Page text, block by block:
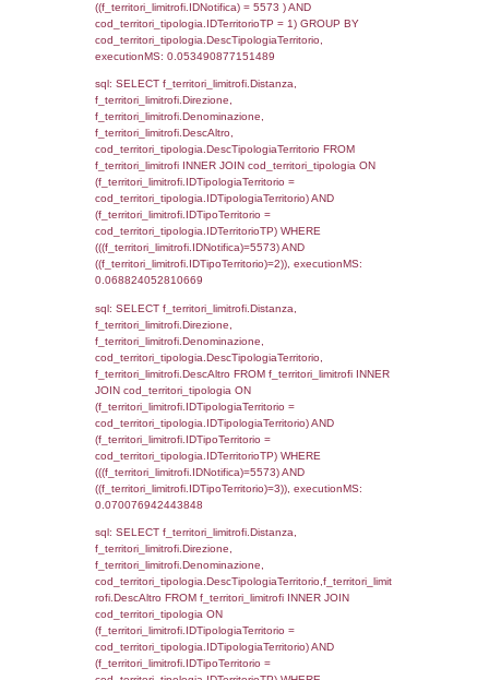
el_regioni_1 ON
el_regioni_1.IstRegione where
executionMS: 0.00062990188598633
sql: SELECT a2p.Cognome, a2p.Nome
a2_ruolipersonale a2rp INNER JOIN
a2rp.IDPersonale = a2p.IDPersonale
(((a2p.IDNotifica)=5573) AND
executionMS: 0.0030958652496338
sql: SELECT a2p.Cognome, a2p.Nome
a2_ruolipersonale a2rp INNER JOIN
(((a2p.IDNotifica)=5573) AND
executionMS: 0.0024969577789307
sql: SELECT cod_ipa_aoo.des_amm,
d1_controlli.UntAmmTerr,
d1_controlli.Regione, d1_controlli.Provincia,
d1_controlli.Comune, d1_controlli.Via,
d1_controlli.Email, d1_controlli.Pec FROM
d1_controlli.UntAmmTerr where
executionMS: 0.022091150283813
sql: SELECT * FROM d2_autorizzazioni
IDNotifica=5573, executionMS: